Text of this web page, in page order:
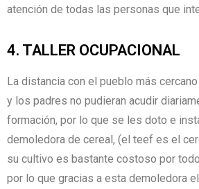
atención de todas las personas que
4. TALLER OCUPACIONAL
La distancia con el pueblo más
y los padres no pudieran acudir
formación, por lo que se les doto e
demoledora de cereal, (el teef es el
su cultivo es bastante costoso por
por lo que gracias a esta demoledora